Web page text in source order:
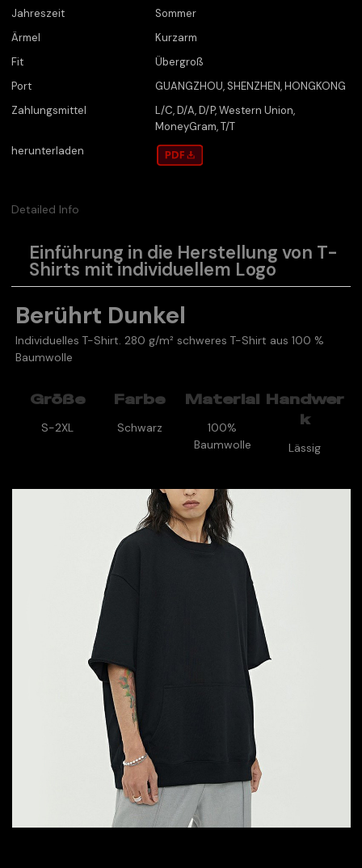
Jahreszeit
Sommer
Ärmel
Kurzarm
Fit
Übergroß
Port
GUANGZHOU, SHENZHEN, HONGKONG
Zahlungsmittel
L/C, D/A, D/P, Western Union,
MoneyGram, T/T
herunterladen
Detailed Info
Einführung in die Herstellung von T-
Shirts mit individuellem Logo
Berührt Dunkel
Individuelles T-Shirt. 280 g/m² schweres T-Shirt aus 100 %
Baumwolle
Größe
S-2XL
Farbe
Schwarz
Material
100%
Baumwolle
Handwer
k
Lässig